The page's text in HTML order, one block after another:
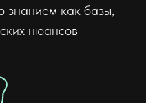
знанием как базы,
нюансов